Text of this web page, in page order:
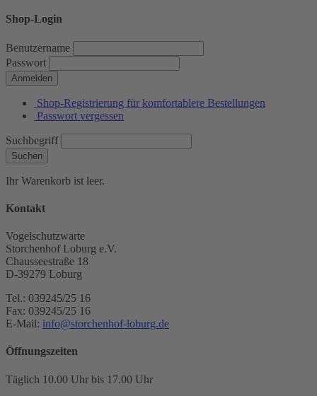
Shop-Login
Benutzername
Passwort
Anmelden
Shop-Registrierung für komfortablere Bestellungen
Passwort vergessen
Suchbegriff
Suchen
Ihr Warenkorb ist leer.
Kontakt
Vogelschutzwarte
Storchenhof Loburg e.V.
Chausseestraße 18
D-39279 Loburg
Tel.: 039245/25 16
Fax: 039245/25 16
E-Mail: info@storchenhof-loburg.de
Öffnungszeiten
Täglich 10.00 Uhr bis 17.00 Uhr